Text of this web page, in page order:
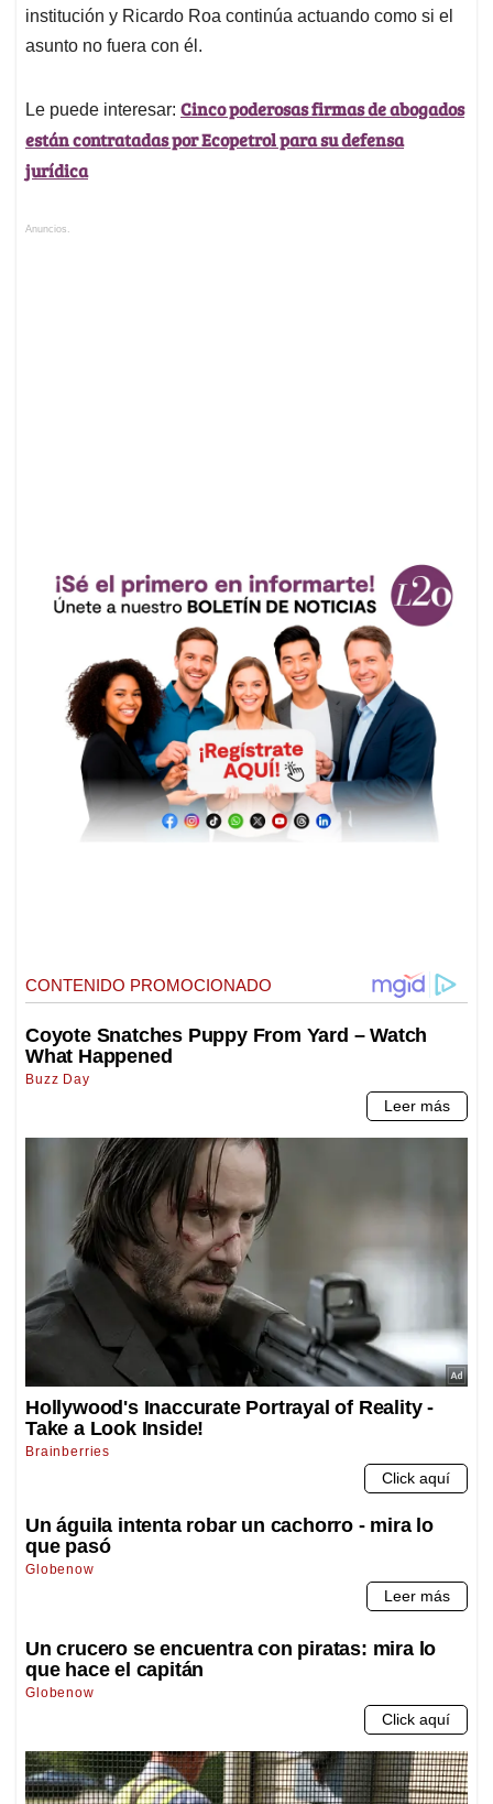
institución y Ricardo Roa continúa actuando como si el
asunto no fuera con él.
Le puede interesar: Cinco poderosas firmas de abogados
están contratadas por Ecopetrol para su defensa
jurídica
Anuncios.